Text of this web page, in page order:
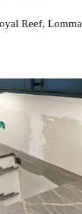
Reef, Lomma